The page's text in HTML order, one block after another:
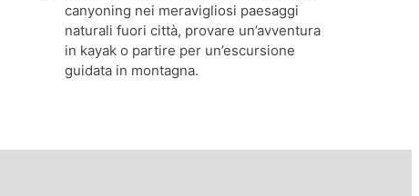
canyoning nei meravigliosi paesaggi
naturali fuori città, provare un’avventura
in kayak o partire per un’escursione
guidata in montagna.